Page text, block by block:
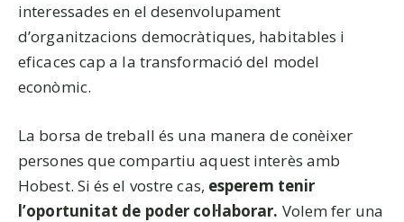
interessades en el desenvolupament
d’organitzacions democràtiques, habitables i
eficaces cap a la transformació del model
econòmic.
La borsa de treball és una manera de conèixer
persones que compartiu aquest interès amb
Hobest. Si és el vostre cas, esperem tenir
l’oportunitat de poder col·laborar. Volem fer una